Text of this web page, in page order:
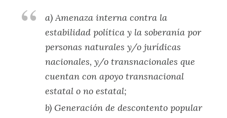
a) Amenaza interna contra la
estabilidad política y la soberanía por
personas naturales y/o jurídicas
nacionales, y/o transnacionales que
cuentan con apoyo transnacional
estatal o no estatal;
b) Generación de descontento popular